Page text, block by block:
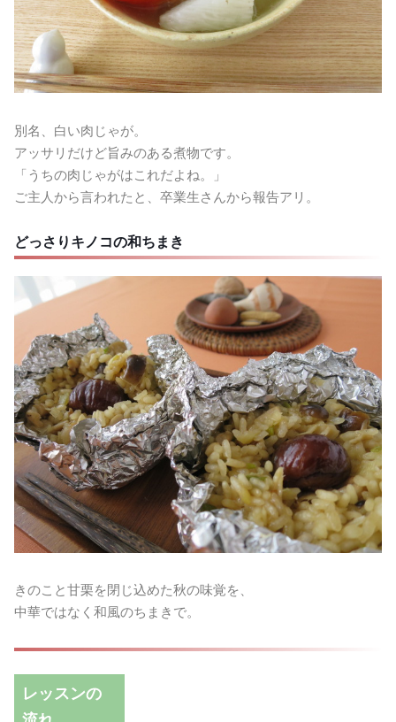
別名、白い肉じゃが。
アッサリだけど旨みのある煮物です。
「うちの肉じゃがはこれだよね。」
ご主人から言われたと、卒業生さんから報告アリ。
どっさりキノコの和ちまき
きのこと甘栗を閉じ込めた秋の味覚を、
中華ではなく和風のちまきで。
レッスンの